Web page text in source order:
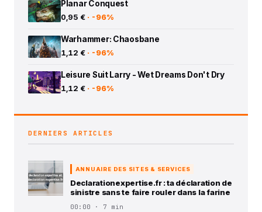
Planar Conquest
0,95 € · -96%
Warhammer: Chaosbane
1,12 € · -96%
Leisure Suit Larry - Wet Dreams Don't Dry
1,12 € · -96%
DERNIERS ARTICLES
ANNUAIRE DES SITES & SERVICES
Declarationexpertise.fr : ta déclaration de
sinistre sans te faire rouler dans la farine
00:00 · 7 min